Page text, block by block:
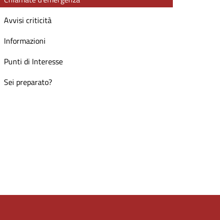
Avvisi criticità
Informazioni
Punti di Interesse
Sei preparato?